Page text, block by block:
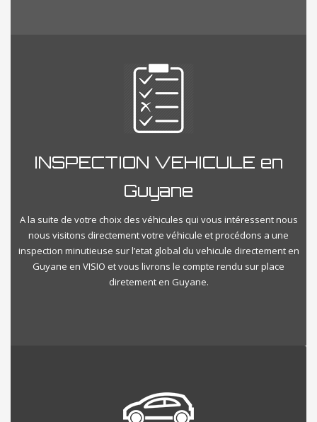
INSPECTION VEHICULE en
Guyane
A la suite de votre choix des véhicules qui vous intéressent nous
nous visitons directement votre véhicule et procédons a une
inspection minutieuse sur l’etat global du vehicule directement en
Guyane en VISIO et vous livrons le compte rendu sur place
diretement en Guyane.